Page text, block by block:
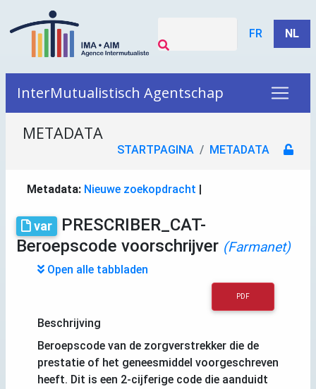
FR NL
InterMutualistisch Agentschap
METADATA
STARTPAGINA METADATA
Metadata: Nieuwe zoekopdracht |
var
PRESCRIBER_CAT-
Beroepscode voorschrijver (Farmanet)
Open alle tabbladen
PDF
Beschrijving
Beroepscode van de zorgverstrekker die de
prestatie of het geneesmiddel voorgeschreven
heeft. Dit is een 2-cijferige code die aanduidt